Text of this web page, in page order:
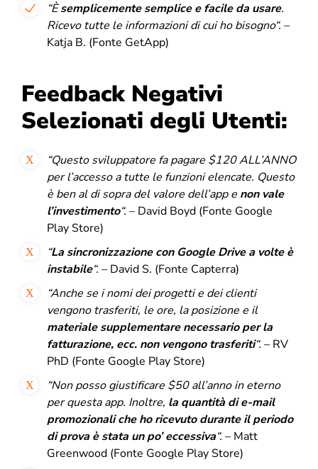
“Èsemplicemente semplice e facile da usare.
Ricevo tutte le informazioni di cui ho bisogno“. –
Katja B. (Fonte GetApp)
Feedback Negativi
Selezionati degli Utenti:
“Questo sviluppatore fa pagare $120 ALL’ANNO
per l’accesso a tutte le funzioni elencate. Questo
è ben al di sopra del valore dell’app e non vale
l’investimento“. – David Boyd (Fonte Google
Play Store)
“La sincronizzazione con Google Drive a volte è
instabile“. – David S. (Fonte Capterra)
“Anche se i nomi dei progetti e dei clienti
vengono trasferiti, le ore, la posizione e il
materiale supplementare necessario per la
fatturazione, ecc. non vengono trasferiti“. – RV
PhD (Fonte Google Play Store)
“Non posso giustificare $50 all’anno in eterno
per questa app. Inoltre, la quantità di e-mail
promozionali che ho ricevuto durante il periodo
di prova è stata un po’ eccessiva“. – Matt
Greenwood (Fonte Google Play Store)